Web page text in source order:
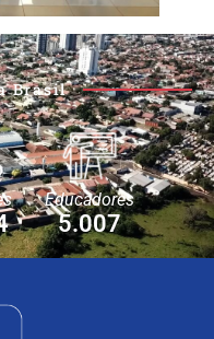
Brasil
Educadores
5.007